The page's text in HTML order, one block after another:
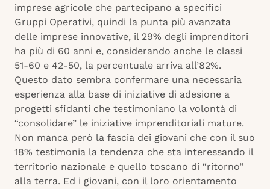
imprese agricole che partecipano a specifici
Gruppi Operativi, quindi la punta più avanzata
delle imprese innovative, il 29% degli imprenditori
ha più di 60 anni e, considerando anche le classi
51-60 e 42-50, la percentuale arriva all’82%.
Questo dato sembra confermare una necessaria
esperienza alla base di iniziative di adesione a
progetti sfidanti che testimoniano la volontà di
“consolidare” le iniziative imprenditoriali mature.
Non manca però la fascia dei giovani che con il suo
18% testimonia la tendenza che sta interessando il
territorio nazionale e quello toscano di “ritorno”
alla terra. Ed i giovani, con il loro orientamento